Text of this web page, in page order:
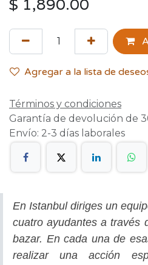
$ 1,890.00
Agregar a la lista de
Términos y condiciones
Garantía de devolución de
Envío: 2-3 días laborales
En Istanbul diriges un
cuatro ayudantes a través
bazar. En cada una de
realizar una acción